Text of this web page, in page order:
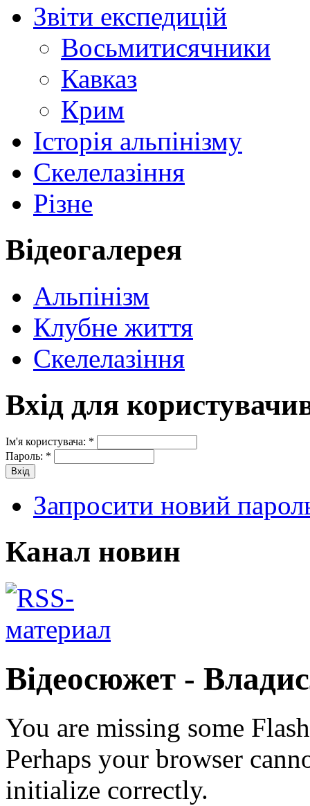
Звіти експедицій
Восьмитисячники
Кавказ
Крим
Історія альпінізму
Скелелазіння
Різне
Відеогалерея
Альпінізм
Клубне життя
Скелелазіння
Вхід для
Ім'я користувача: *
Пароль: *
Запросити новий
Канал новин
Відеосюжет -
You are missing some
Perhaps your browser
initialize correctly.